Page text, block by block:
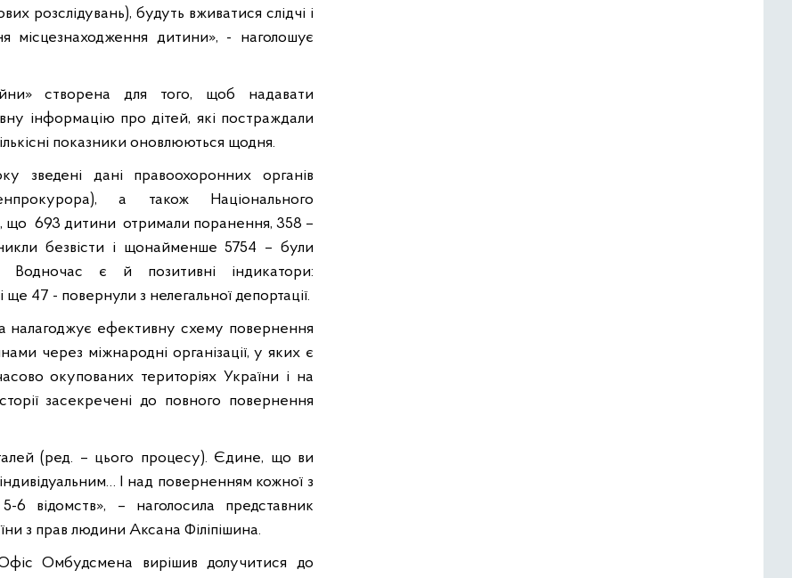
розслідувань), будуть вживатися слідчі і
місцезнаходження дитини», - наголошує
створена для того, щоб надавати
інформацію про дітей, які постраждали
показники оновлюються щодня.
дані правоохоронних органів
а також Національного
що 693 дитини отримали поранення, 358 –
безвісти і щонайменше 5754 – були
Водночас є й позитивні індикатори:
47 - повернули з нелегальної депортації.
налагоджує ефективну схему повернення
через міжнародні організації, у яких є
окупованих територіях України і на
засекречені до повного повернення
(ред. – цього процесу). Єдине, що ви
І над поверненням кожної з
відомств», – наголосила представник
з прав людини Аксана Філіпішина.
Омбудсмена вирішив долучитися до